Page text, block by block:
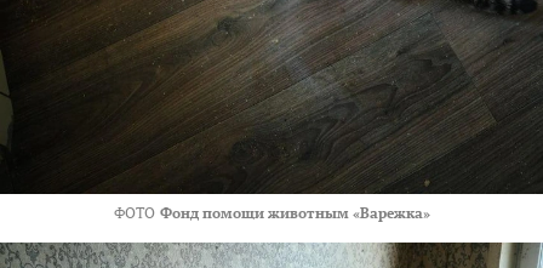
ФОТО Фонд помощи животным «Варежка»